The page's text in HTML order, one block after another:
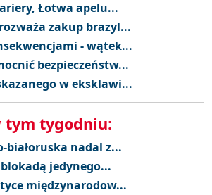
Łotwa apelu...
zakup brazyl...
- wątek...
bezpieczeństw...
w eksklawi...
tym tygodniu:
białoruska nadal z...
jedynego...
międzynarodow...